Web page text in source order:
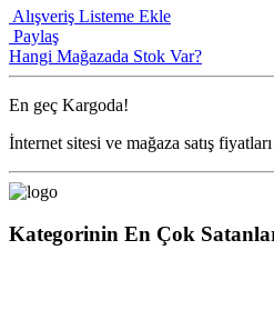
Alışveriş Listeme Ekle
Paylaş
Hangi Mağazada Stok Var?
En geç Kargoda!
İnternet sitesi ve mağaza satış
Kategorinin En Çok